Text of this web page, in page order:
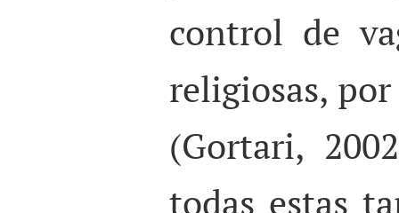
control de
religiosas,
(Gortari,
todas estas